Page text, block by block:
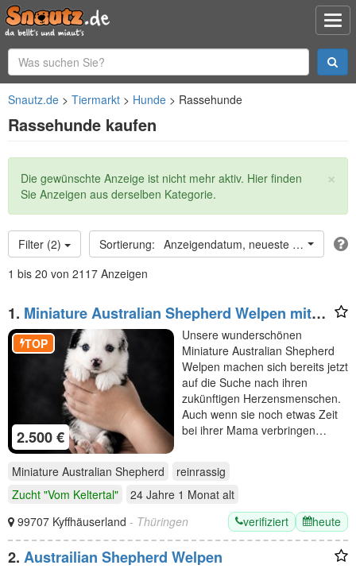
Snautz.de Tiermarkt Hunde Rassehunde
Rassehunde kaufen
×
Statusmeldung
Die gewünschte Anzeige ist nicht mehr aktiv. Hier finden
Sie Anzeigen aus derselben Kategorie.
Filter (2)
Anzeigendatum, neueste oben
1 bis 20 von 2117 Anzeigen
1. Miniature Australian Shepherd Welpen mit
Papieren
2.500 €
TOP
Unsere wunderschönen
Miniature Australian Shepherd
Welpen machen sich bereits jetzt
auf die Suche nach ihren
zukünftigen Herzensmenschen.
Auch wenn sie noch etwas Zeit
bei ihrer Mama verbringen…
Miniature Australian Shepherd
reinrassig
Zucht "Vom Keltertal"
24 Jahre 1 Monat alt
99707 Kyffhäuserland - Thüringen verifiziert heute
2. Austrailian Shepherd Welpen